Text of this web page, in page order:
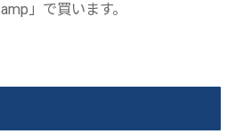
」で買います。